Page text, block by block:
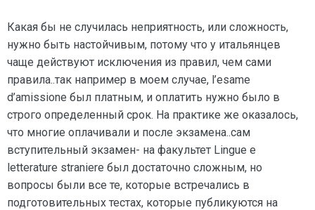
Какая бы не случилась неприятность, или сложность,
нужно быть настойчивым, потому что у итальянцев
чаще действуют исключения из правил, чем сами
правила..так например в моем случае, l’esame
d’amissione был платным, и оплатить нужно было в
строго определенный срок. На практике же оказалось,
что многие оплачивали и после экзамена..сам
вступительный экзамен- на факультет Lingue e
letterature straniere был достаточно сложным, но
вопросы были все те, которые встречались в
подготовительных тестах, которые публикуются на